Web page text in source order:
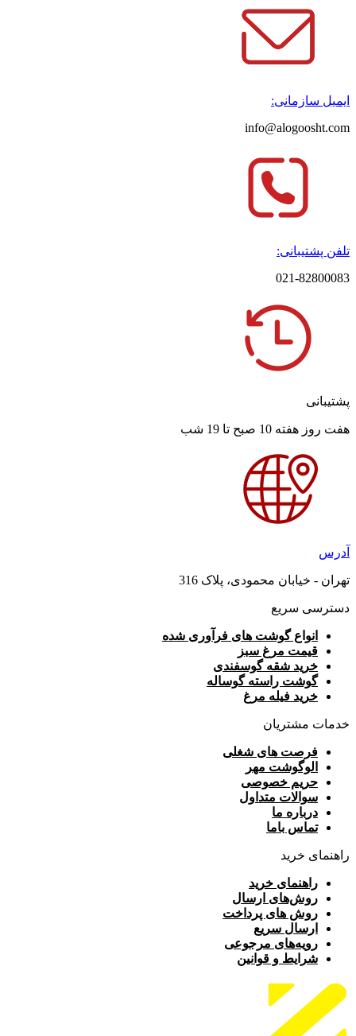
ایمیل سازمانی:
info@alogoosht.com
تلفن پشتیبانی:
021-82800083
پشتیبانی
هفت روز هفته 10 صبح تا 19 شب
آدرس
تهران - خیابان محمودی، پلاک 316
دسترسی سریع
انواع گوشت های فرآوری شده
قیمت مرغ سبز
خرید شقه گوسفندی
گوشت راسته گوساله
خرید فیله مرغ
خدمات مشتریان
فرصت های شغلی
الوگوشت مهر
حریم خصوصی
سوالات متداول
درباره ما
تماس باما
راهنمای خرید
راهنمای خرید
روش‌های ارسال
روش های پرداخت
ارسال سریع
رویه‌های مرجوعی
شرایط و قوانین